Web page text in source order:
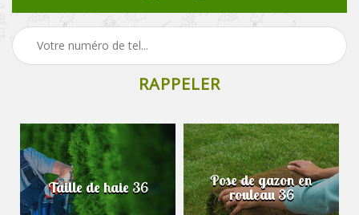
Taille de haie 36 Pose de gazon en
rouleau 36